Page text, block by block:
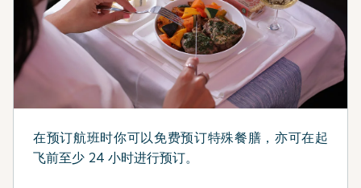
在预订航班时你可以免费预订特殊餐膳，亦可在起
飞前至少 24 小时进行预订。